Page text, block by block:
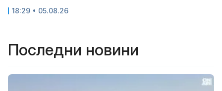
18:29 • 05.08.26
Последни новини